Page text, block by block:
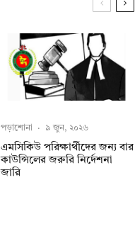
পড়াশোনা · ৯ জুন, ২০২৬
এমসিকিউ পরিক্ষার্থীদের জন্য বার
কাউন্সিলের জরুরি নির্দেশনা
জারি